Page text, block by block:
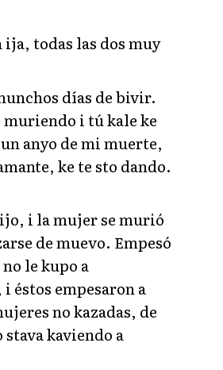
todas las dos muy
días de bivir.
i tú kale ke
anyo de mi muerte,
ke te sto dando.
i la mujer se murió
de muevo. Empesó
le kupo a
éstos empesaron a
no kazadas, de
stava kaviendo a